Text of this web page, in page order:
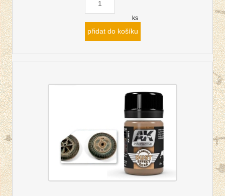
ks
přidat do košíku